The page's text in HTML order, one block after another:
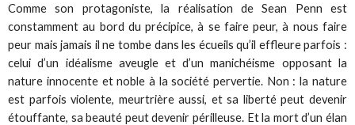
Comme son protagoniste, la réalisation de Sean Penn est
constamment au bord du précipice, à se faire peur, à nous faire
peur mais jamais il ne tombe dans les écueils qu’il effleure parfois :
celui d’un idéalisme aveugle et d’un manichéisme opposant la
nature innocente et noble à la société pervertie. Non : la nature
est parfois violente, meurtrière aussi, et sa liberté peut devenir
étouffante, sa beauté peut devenir périlleuse. Et la mort d’un élan